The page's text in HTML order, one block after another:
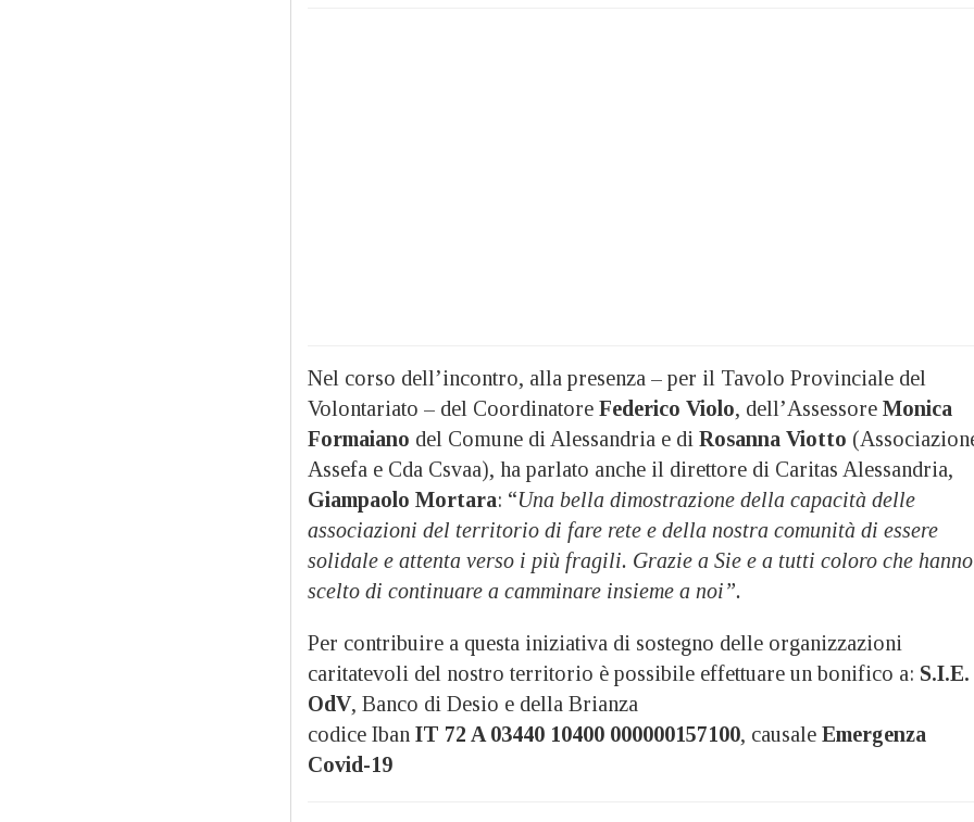
Nel corso dell’incontro, alla presenza – per il Tavolo Provinciale del
Volontariato – del Coordinatore Federico Violo, dell’Assessore Monica
Formaiano del Comune di Alessandria e di Rosanna Viotto
Assefa e Cda Csvaa), ha parlato anche il direttore di Caritas Alessandria,
Giampaolo Mortara: “Una bella dimostrazione della capacità delle
associazioni del territorio di fare rete e della nostra comunità di essere
solidale e attenta verso i più fragili. Grazie a Sie e a tutti coloro che hanno
scelto di continuare a camminare insieme a noi”.
Per contribuire a questa iniziativa di sostegno delle organizzazioni
caritatevoli del nostro territorio è possibile effettuare un bonifico a: S.I.E.
OdV, Banco di Desio e della Brianza
codice Iban IT 72 A 03440 10400 000000157100, causale Emergenza
Covid-19